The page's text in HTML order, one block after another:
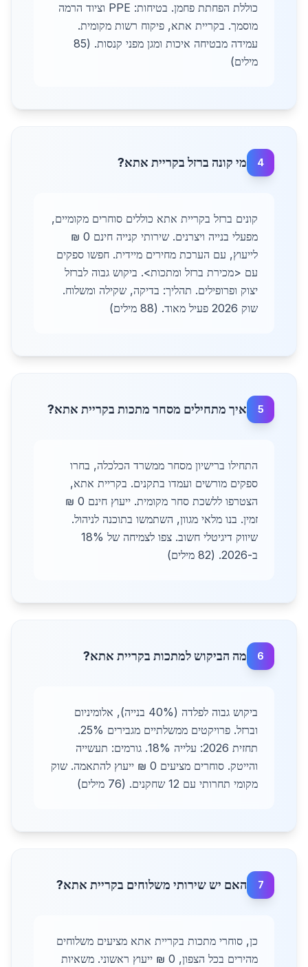
כוללת הפחתת פחמן. בטיחות: PPE וציוד הרמה
מוסמך. בקריית אתא, פיקוח רשות מקומית.
עמידה מבטיחה איכות ומגן מפני קנסות. (85
מילים)
4 מי קונה ברזל בקריית אתא?
קונים ברזל בקריית אתא כוללים סוחרים מקומיים,
מפעלי בנייה ויצרנים. שירותי קנייה חינם 0 ₪
לייעוץ, עם הערכת מחירים מיידית. חפשו ספקים
עם <מכירת ברזל ומתכות>. ביקוש גבוה לברזל
יצוק ופרופילים. תהליך: בדיקה, שקילה ומשלוח.
שוק 2026 פעיל מאוד. (88 מילים)
5 איך מתחילים מסחר מתכות בקריית אתא?
התחילו ברישיון מסחר ממשרד הכלכלה, בחרו
ספקים מורשים ועמדו בתקנים. בקריית אתא,
הצטרפו ללשכת סחר מקומית. ייעוץ חינם 0 ₪
זמין. בנו מלאי מגוון, השתמשו בתוכנה לניהול.
שיווק דיגיטלי חשוב. צפו לצמיחה של 18%
ב-2026. (82 מילים)
6 מה הביקוש למתכות בקריית אתא?
ביקוש גבוה לפלדה (40% בנייה), אלומיניום
וברזל. פרויקטים ממשלתיים מגבירים 25%.
תחזית 2026: עלייה 18%. גורמים: תעשייה
והייטק. סוחרים מציעים 0 ₪ ייעוץ להתאמה. שוק
מקומי תחרותי עם 12 שחקנים. (76 מילים)
7 האם יש שירותי משלוחים בקריית אתא?
כן, סוחרי מתכות בקריית אתא מציעים משלוחים
מהירים בכל הצפון, 0 ₪ ייעוץ ראשוני. משאיות